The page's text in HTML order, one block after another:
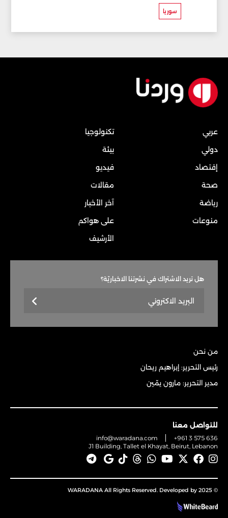
سوريا
عربي
دولي
إقتصاد
صحة
رياضة
منوعات
تكنولوجيا
بيئة
فيديو
مقالات
آخر الأخبار
على هواكم
الأرشيف
هل تريد الاشتراك في نشرتنا الاخباريّة؟
من نحن
رئيس التحرير: إبراهيم ريحان
مدير التحرير: مارون يمّين
للتواصل معنا
info@waradana.com
+961 3 575 636
J1 Building, Tallet el Khayat, Beirut, Lebanon
© 2025 WARADANA All Rights Reserved. Developed by